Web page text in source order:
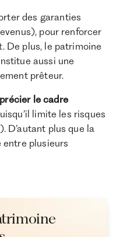
des garanties
pour renforcer
De plus, le patrimoine
aussi une
prêteur.
le cadre
limite les risques
D’autant plus que la
entre plusieurs